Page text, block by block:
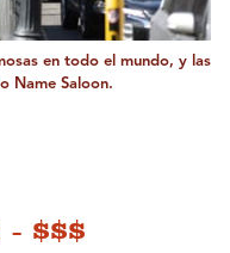
en todo el mundo, y las
Name Saloon.
$$$